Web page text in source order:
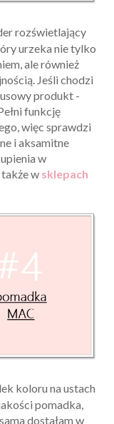
rozświetlający
urzeka nie tylko
ale również
Jeśli chodzi
produkt -
funkcję
więc sprawdzi
i aksamitne
w
w sklepach
koloru na ustach
pomadka,
dostałam w